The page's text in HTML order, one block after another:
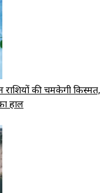
की चमकेगी किस्मत,
हाल